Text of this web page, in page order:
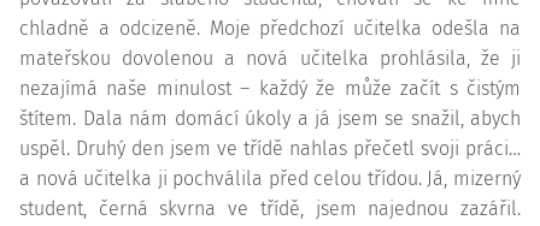
chladně a odcizeně. Moje předchozí učitelka odešla na
mateřskou dovolenou a nová učitelka prohlásila, že ji
nezajímá naše minulost – každý že může začít s čistým
štítem. Dala nám domácí úkoly a já jsem se snažil, abych
uspěl. Druhý den jsem ve třídě nahlas přečetl svoji práci…
a nová učitelka ji pochválila před celou třídou. Já, mizerný
student, černá skvrna ve třídě, jsem najednou zazářil.